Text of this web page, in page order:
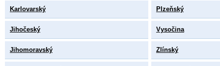
Karlovarský Plzeňský
Jihočeský Vysočina
Jihomoravský Zlínský